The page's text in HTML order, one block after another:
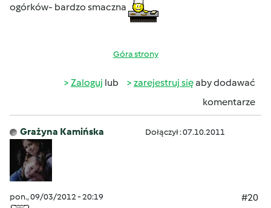
ogórków- bardzo smaczna
Góra strony
Zaloguj lub zarejestruj sięaby dodawać
komentarze
Grażyna Kamińska Dołączył : 07.10.2011
pon., 09/03/2012 - 20:19
#20